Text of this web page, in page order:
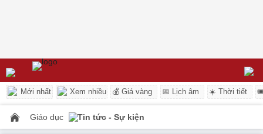
Mới nhất Xem nhiều 💰 Giá vàng 📅 Lịch âm ☀️ Thời tiết
Giáo dục Tin tức - Sự kiện